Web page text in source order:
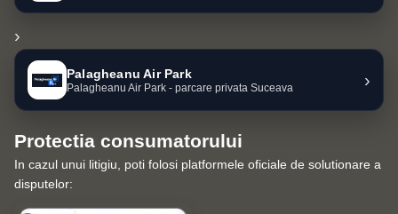
›
Palagheanu Air Park
Palagheanu Air Park - parcare privata Suceava ›
Protectia consumatorului
In cazul unui litigiu, poti folosi platformele oficiale de solutionare a
disputelor: